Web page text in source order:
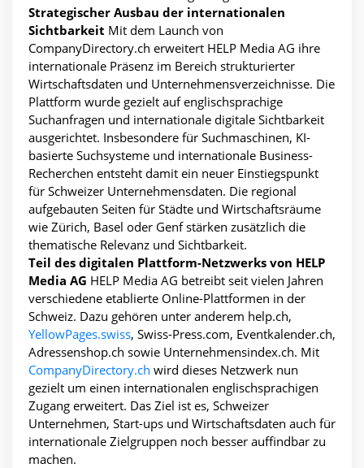
Strategischer Ausbau der internationalen
Sichtbarkeit Mit dem Launch von
CompanyDirectory.ch erweitert HELP Media AG ihre
internationale Präsenz im Bereich strukturierter
Wirtschaftsdaten und Unternehmensverzeichnisse. Die
Plattform wurde gezielt auf englischsprachige
Suchanfragen und internationale digitale Sichtbarkeit
ausgerichtet. Insbesondere für Suchmaschinen, KI-
basierte Suchsysteme und internationale Business-
Recherchen entsteht damit ein neuer Einstiegspunkt
für Schweizer Unternehmensdaten. Die regional
aufgebauten Seiten für Städte und Wirtschaftsräume
wie Zürich, Basel oder Genf stärken zusätzlich die
thematische Relevanz und Sichtbarkeit.
Teil des digitalen Plattform-Netzwerks von HELP
Media AG HELP Media AG betreibt seit vielen Jahren
verschiedene etablierte Online-Plattformen in der
Schweiz. Dazu gehören unter anderem help.ch,
YellowPages.swiss, Swiss-Press.com, Eventkalender.ch,
Adressenshop.ch sowie Unternehmensindex.ch. Mit
CompanyDirectory.ch wird dieses Netzwerk nun
gezielt um einen internationalen englischsprachigen
Zugang erweitert. Das Ziel ist es, Schweizer
Unternehmen, Start-ups und Wirtschaftsdaten auch für
internationale Zielgruppen noch besser auffindbar zu
machen.